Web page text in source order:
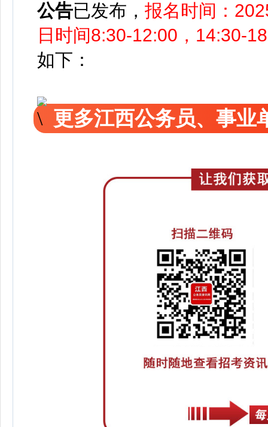
公告已发布， 报名时间：
日时间8:30-12:00，14:30-
如下：
更多江西公务员、事业